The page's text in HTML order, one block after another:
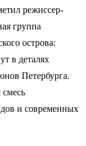
режиссер-
группа
острова:
в деталях
Петербурга.
и современных